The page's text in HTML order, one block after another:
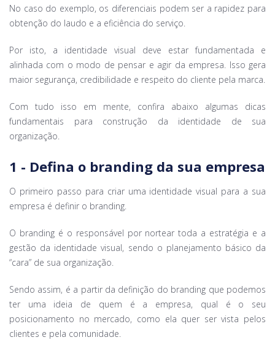
No caso do exemplo, os diferenciais podem ser a rapidez para
obtenção do laudo e a eficiência do serviço.
Por isto, a identidade visual deve estar fundamentada e
alinhada com o modo de pensar e agir da empresa. Isso gera
maior segurança, credibilidade e respeito do cliente pela marca.
Com tudo isso em mente, confira abaixo algumas dicas
fundamentais para construção da identidade de sua
organização.
1 - Defina o branding da sua empresa
O primeiro passo para criar uma identidade visual para a sua
empresa é definir o branding.
O branding é o responsável por nortear toda a estratégia e a
gestão da identidade visual, sendo o planejamento básico da
“cara” de sua organização.
Sendo assim, é a partir da definição do branding que podemos
ter uma ideia de quem é a empresa, qual é o seu
posicionamento no mercado, como ela quer ser vista pelos
clientes e pela comunidade.